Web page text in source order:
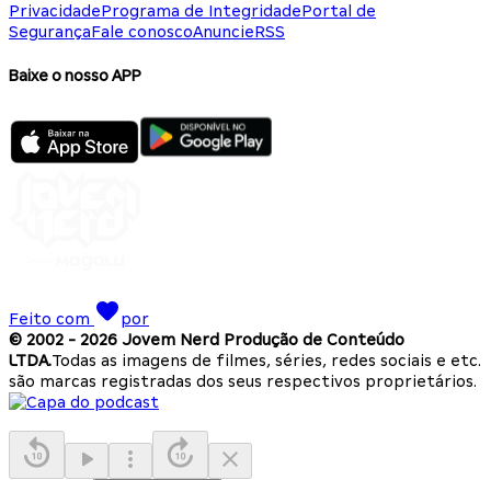
PrivacidadePrograma de IntegridadePortal de
SegurançaFale conoscoAnuncieRSS
Baixe o nosso APP
Feito com
por
© 2002 - 2026 Jovem Nerd Produção de Conteúdo
LTDA.Todas as imagens de filmes, séries, redes sociais e etc.
são marcas registradas dos seus respectivos proprietários.